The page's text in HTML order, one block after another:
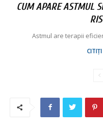
CUM APARE ASTMUL
Astmul are terapii